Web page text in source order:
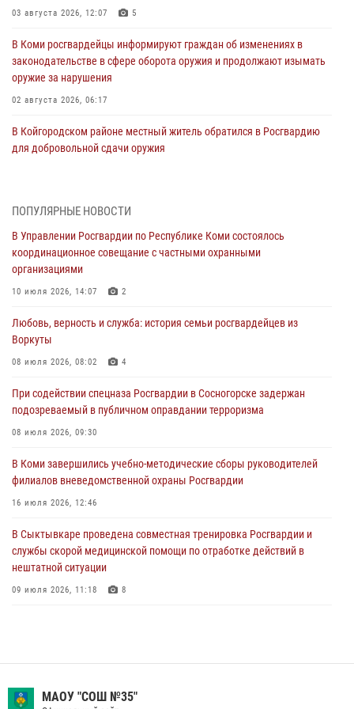
03 августа 2026, 12:07 5
В Коми росгвардейцы информируют граждан об изменениях в
законодательстве в сфере оборота оружия и продолжают изымать
оружие за нарушения
02 августа 2026, 06:17
В Койгородском районе местный житель обратился в Росгвардию
для добровольной сдачи оружия
Росгвардии по Республике Коми лично проверил ДОЛ «Орленок»
31 июля 2026, 06:57 8
В Усинске росгвардейцы оперативно отработали план «Квартал»
30 июля 2026, 13:53
В Санкт-Петербурге прошел окружной этап ежегодного
Всероссийского конкурса профессионального мастерства среди
сотрудников вневедомственной охраны Росгвардии
В Сыктывкаре росгвардейцы приняли участие в молебне в рамках
Дня Крещения Руси и Дня святого равноапостольного князя
28 июля 2026, 13:32 8
В Коми за неделю росгвардейцами выявлено более 10
деятельности
26 июля 2026, 06:48
ПОПУЛЯРНЫЕ НОВОСТИ
В Управлении Росгвардии по Республике Коми состоялось
координационное совещание с частными охранными
организациями
10 июля 2026, 14:07 2
Любовь, верность и служба: история семьи росгвардейцев из
Воркуты
08 июля 2026, 08:02 4
При содействии спецназа Росгвардии в Сосногорске задержан
подозреваемый в публичном оправдании терроризма
08 июля 2026, 09:30
В Коми завершились учебно-методические сборы руководителей
филиалов вневедомственной охраны Росгвардии
16 июля 2026, 12:46
В Сыктывкаре проведена совместная тренировка Росгвардии и
службы скорой медицинской помощи по отработке действий в
нештатной ситуации
09 июля 2026, 11:18 8
В Коми росгвардейцы поздравили с юбилеем директора филиала
МАОУ "СОШ №35"